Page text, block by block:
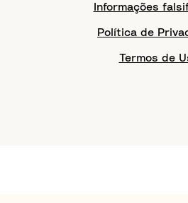
Informações
Política de
Termos de